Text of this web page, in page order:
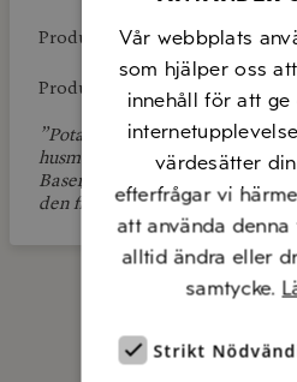
Produktlänk: Dabas
Produktlänk: OutofHome
”Potatisgnocchin hör till den
husmanskosten, framför allt i
Basen är potatis. Koktid:
den flyter upp till ytan. Plocka
Vår webbplats
som hjälper oss
innehåll för att
värdesätter
efterfrågar vi
att använda denna
alltid ändra eller
samtycke.
Strikt